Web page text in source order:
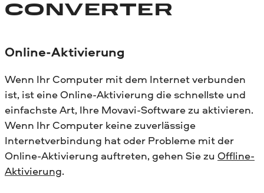
CONVERTER
Online-Aktivierung
Wenn Ihr Computer mit dem Internet verbunden
ist, ist eine Online-Aktivierung die schnellste und
einfachste Art, Ihre Movavi-Software zu aktivieren.
Wenn Ihr Computer keine zuverlässige
Internetverbindung hat oder Probleme mit der
Online-Aktivierung auftreten, gehen Sie zu Offline-
Aktivierung.